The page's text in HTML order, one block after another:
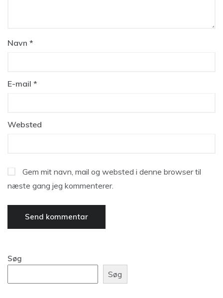
Navn *
E-mail *
Websted
Gem mit navn, mail og websted i denne browser til
næste gang jeg kommenterer.
Søg
Søg